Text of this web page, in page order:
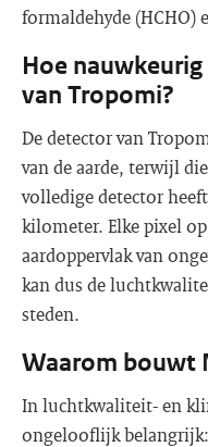
formaldehyde
Hoe
van Tropomi?
De detector van
van de aarde, terwijl
volledige detector
kilometer. Elke pixel
aardoppervlak van
kan dus de
steden.
Waarom bouwt
In luchtkwaliteit- en
ongelooflijk belangrijk: